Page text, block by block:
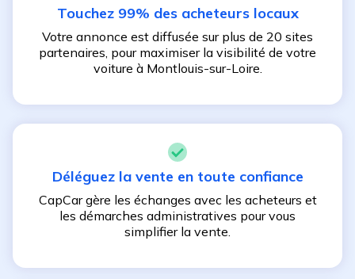
Touchez 99% des acheteurs locaux
Votre annonce est diffusée sur plus de 20 sites
partenaires, pour maximiser la visibilité de votre
voiture à Montlouis-sur-Loire.
Déléguez la vente en toute confiance
CapCar gère les échanges avec les acheteurs et
les démarches administratives pour vous
simplifier la vente.